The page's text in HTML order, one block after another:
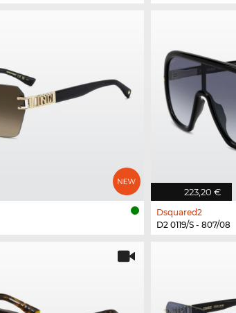
223,20 €
Dsquared2
D2 0119/S - 807/08